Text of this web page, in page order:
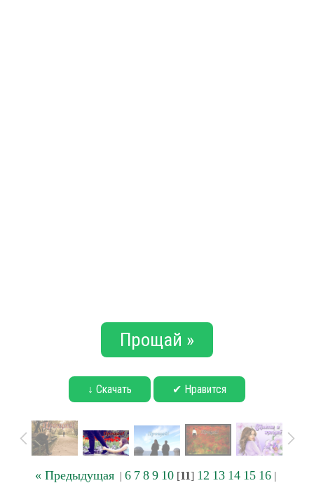
Прощай »
↓ Скачать ✔ Нравится
« Предыдущая | 6 7 8 9 10 [11] 12 13 14 15 16 |